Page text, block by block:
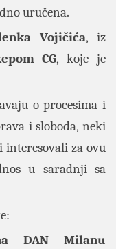
uručena.
Vojičića, iz
CG, koje je
o procesima i
i sloboda, neki
interesovali za ovu
u saradnji sa
DAN Milanu